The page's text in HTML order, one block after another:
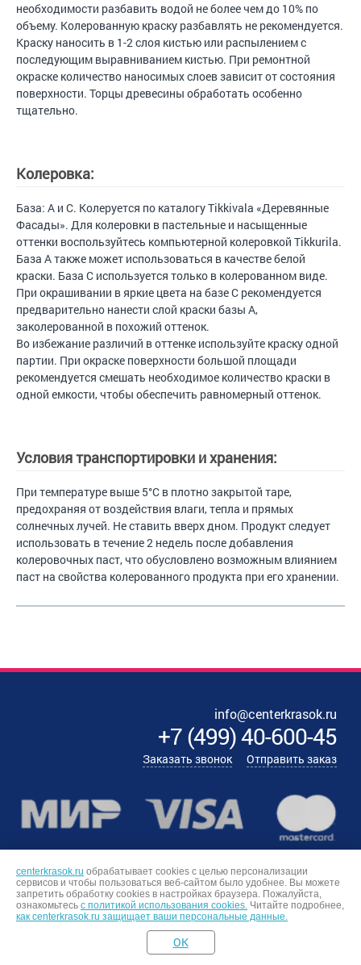
необходимости разбавить водой не более чем до 10% по
объему. Колерованную краску разбавлять не рекомендуется.
Краску наносить в 1-2 слоя кистью или распылением с
последующим выравниванием кистью. При ремонтной
окраске количество наносимых слоев зависит от состояния
поверхности. Торцы древесины обработать особенно
тщательно.
Колеровка:
База: А и С. Колеруется по каталогу Tikkivala «Деревянные
Фасады». Для колеровки в пастельные и насыщенные
оттенки воспользуйтесь компьютерной колеровкой Tikkurila.
База А также может использоваться в качестве белой
краски. База С используется только в колерованном виде.
При окрашивании в яркие цвета на базе С рекомендуется
предварительно нанести слой краски базы А,
заколерованной в похожий оттенок.
Во избежание различий в оттенке используйте краску одной
партии. При окраске поверхности большой площади
рекомендуется смешать необходимое количество краски в
одной емкости, чтобы обеспечить равномерный оттенок.
Условия транспортировки и хранения:
При температуре выше 5°С в плотно закрытой таре,
предохраняя от воздействия влаги, тепла и прямых
солнечных лучей. Не ставить вверх дном. Продукт следует
использовать в течение 2 недель после добавления
колеровочных паст, что обусловлено возможным влиянием
паст на свойства колерованного продукта при его хранении.
info@centerkrasok.ru
+7(499)40-600-45
Заказать звонок Отправить заказ
centerkrasok.ru обрабатывает cookies с целью персонализации
сервисов и чтобы пользоваться веб-сайтом было удобнее. Вы можете
запретить обработку сookies в настройках браузера. Пожалуйста,
ознакомьтесь с политикой использования cookies. Читайте подробнее,
как centerkrasok.ru защищает ваши персональные данные.
OK